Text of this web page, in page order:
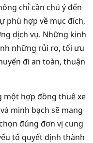
chỉ cần chú ý đến
phù hợp về mục đích,
dịch vụ. Những kinh
những rủi ro, tối ưu
đi an toàn, thuận
một hợp đồng thuê xe
minh bạch sẽ mang
đúng đơn vị cung
tố quyết định thành